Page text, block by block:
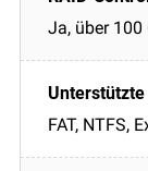
Ja, über 100
FAT, NTFS,